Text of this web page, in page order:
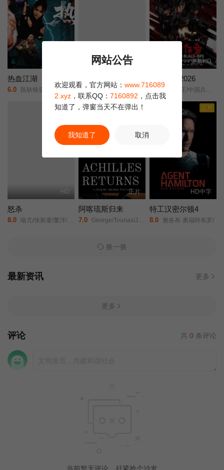
热血江湖
6.0 陈耿锋/颜嫣/
正片
1.0 Beast Race/
更新HD
绝密任务2026
8.0 中国兵王/中国兵王·绝密任务/Operation Black-ops/
正片
HD
怒杀
8.0 喻亢/张新童/董洋/刘珂君/
正片
阿喀琉斯归来
7.0 George/Tounas/Jannis/Sky/
正片
HD中字
特工汉密尔顿4
8.0 雅各布·奥福特布罗/
换一换
最新资讯 更多
更多
评论 共 0 条评论
当前暂无评论，赶紧抢个沙发
网站公告
欢迎观看，官方网站： www.716089
2.xyz ，联系QQ： 7160892 ，点击我
知道了，弹窗当天不在弹出！
我知道了 取消